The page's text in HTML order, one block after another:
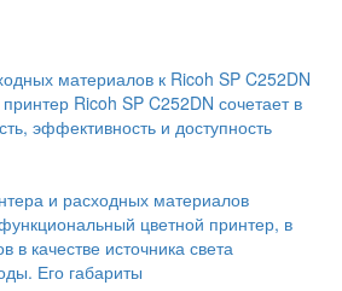
материалов к Ricoh SP C252DN
Ricoh SP C252DN сочетает в
эффективность и доступность
и расходных материалов
цветной принтер, в
в качестве источника света
Его габариты